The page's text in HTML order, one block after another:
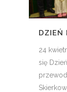
DZIEŃ
24
się